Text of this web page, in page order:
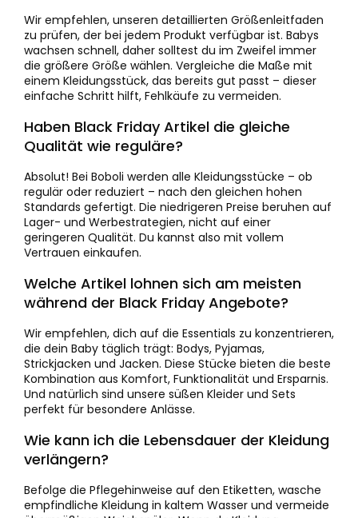
Wir empfehlen, unseren detaillierten Größenleitfaden
zu prüfen, der bei jedem Produkt verfügbar ist. Babys
wachsen schnell, daher solltest du im Zweifel immer
die größere Größe wählen. Vergleiche die Maße mit
einem Kleidungsstück, das bereits gut passt – dieser
einfache Schritt hilft, Fehlkäufe zu vermeiden.
Haben Black Friday Artikel die gleiche
Qualität wie reguläre?
Absolut! Bei Boboli werden alle Kleidungsstücke – ob
regulär oder reduziert – nach den gleichen hohen
Standards gefertigt. Die niedrigeren Preise beruhen auf
Lager- und Werbestrategien, nicht auf einer
geringeren Qualität. Du kannst also mit vollem
Vertrauen einkaufen.
Welche Artikel lohnen sich am meisten
während der Black Friday Angebote?
Wir empfehlen, dich auf die Essentials zu konzentrieren,
die dein Baby täglich trägt: Bodys, Pyjamas,
Strickjacken und Jacken. Diese Stücke bieten die beste
Kombination aus Komfort, Funktionalität und Ersparnis.
Und natürlich sind unsere süßen Kleider und Sets
perfekt für besondere Anlässe.
Wie kann ich die Lebensdauer der Kleidung
verlängern?
Befolge die Pflegehinweise auf den Etiketten, wasche
empfindliche Kleidung in kaltem Wasser und vermeide